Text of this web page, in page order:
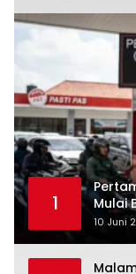
1
Mulai
10 Juni